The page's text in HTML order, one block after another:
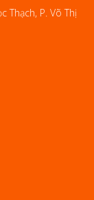
Thạch, P. Võ Thị